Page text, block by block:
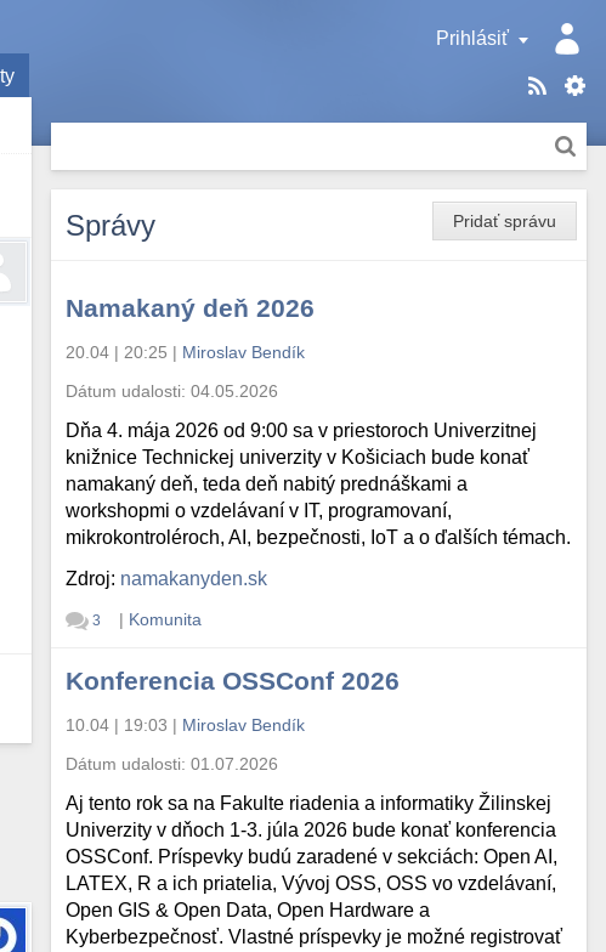
Prihlásiť
Pridať správu
Správy
Namakaný deň 2026
20.04 | 20:25 | Miroslav Bendík
Dátum udalosti:04.05.2026
Dňa 4. mája 2026 od 9:00 sa v priestoroch Univerzitnej
knižnice Technickej univerzity v Košiciach bude konať
namakaný deň, teda deň nabitý prednáškami a
workshopmi o vzdelávaní v IT, programovaní,
mikrokontroléroch, AI, bezpečnosti, IoT a o ďalších témach.
Zdroj: namakanyden.sk
3 | Komunita
Konferencia OSSConf 2026
10.04 | 19:03 | Miroslav Bendík
Dátum udalosti:01.07.2026
Aj tento rok sa na Fakulte riadenia a informatiky Žilinskej
Univerzity v dňoch 1-3. júla 2026 bude konať konferencia
OSSConf. Príspevky budú zaradené v sekciách: Open AI,
LATEX, R a ich priatelia, Vývoj OSS, OSS vo vzdelávaní,
Open GIS & Open Data, Open Hardware a
Kyberbezpečnosť. Vlastné príspevky je možné registrovať